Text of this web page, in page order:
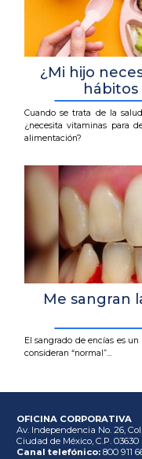
¿Mi hijo
Cuando se trata de la
¿necesita vitaminas para
alimentación?
Me sangran
El sangrado de encías es
consideran “normal”...
OFICINA CORPORATIVA
Av. Independencia No. 26,
Ciudad de México, C.P. 03630
Canal telefónico: 800 911